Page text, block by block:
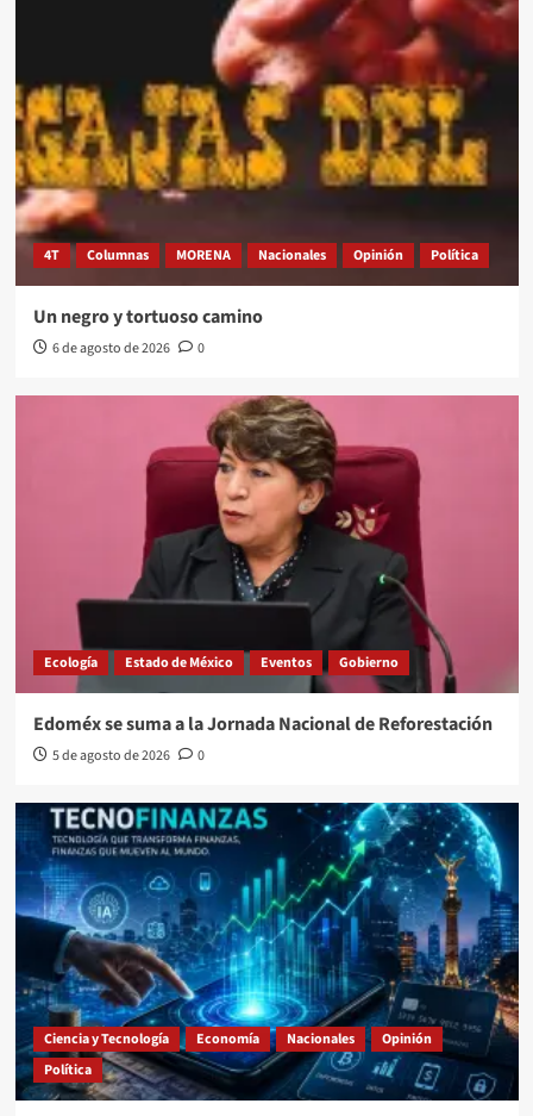
4T Columnas MORENA Nacionales Opinión Política
Un negro y tortuoso camino
6 de agosto de 2026 0
Ecología Estado de México Eventos Gobierno
Edoméx se suma a la Jornada Nacional de Reforestación
5 de agosto de 2026 0
Ciencia y Tecnología Economía Nacionales
Opinión
Política